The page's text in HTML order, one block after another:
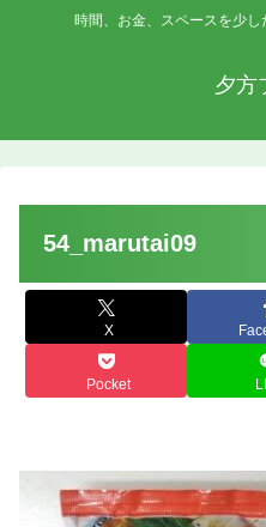
時間、お金、スペースを少し
夕方
54_marutai09
X
Pocket